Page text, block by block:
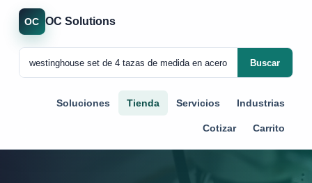
OC OC Solutions
Buscar
Soluciones Tienda Servicios Industrias
Cotizar Carrito